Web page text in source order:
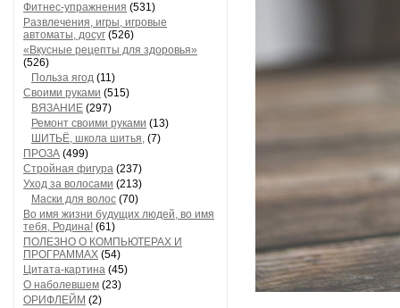
Фитнес-упражнения (531)
Развлечения, игры, игровые
автоматы, досуг (526)
«Вкусные рецепты для здоровья»
(526)
Польза ягод (11)
Своими руками (515)
ВЯЗАНИЕ (297)
Ремонт своими руками (13)
ШИТЬЁ, школа шитья, (7)
ПРОЗА (499)
Стройная фигура (237)
Уход за волосами (213)
Маски для волос (70)
Во имя жизни будущих людей, во имя
тебя, Родина! (61)
ПОЛЕЗНО О КОМПЬЮТЕРАХ И
ПРОГРАММАХ (54)
Цитата-картина (45)
О наболевшем (23)
ОРИФЛЕЙМ (2)